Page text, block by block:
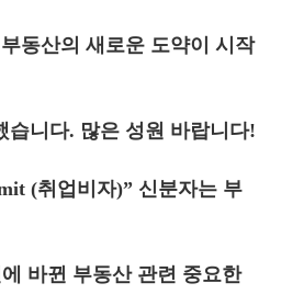
동산의 새로운 도약이 시작
습니다. 많은 성원 바랍니다!
(취업비자)” 신분자는 부
바뀐 부동산 관련 중요한